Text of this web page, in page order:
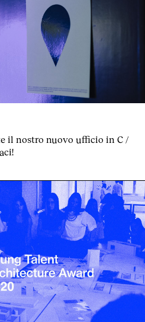
il nostro nuovo ufficio in C /